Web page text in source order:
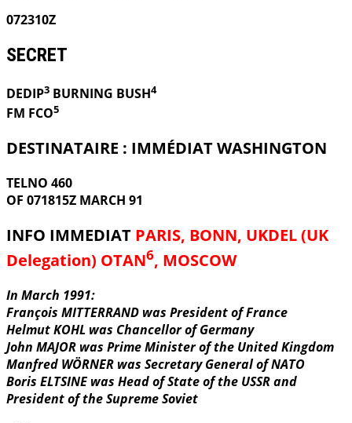
072310Z
SECRET
DEDIP3 BURNING BUSH4
FM FCO5
DESTINATAIRE : IMMÉDIAT WASHINGTON
TELNO 460
OF 071815Z MARCH 91
INFO IMMEDIAT PARIS, BONN, UKDEL (UK
Delegation) OTAN6, MOSCOW
In March 1991:
François MITTERRAND was President of France
Helmut KOHL was Chancellor of Germany
John MAJOR was Prime Minister of the United Kingdom
Manfred WÖRNER was Secretary General of NATO
Boris ELTSINE was Head of State of the USSR and
President of the Supreme Soviet